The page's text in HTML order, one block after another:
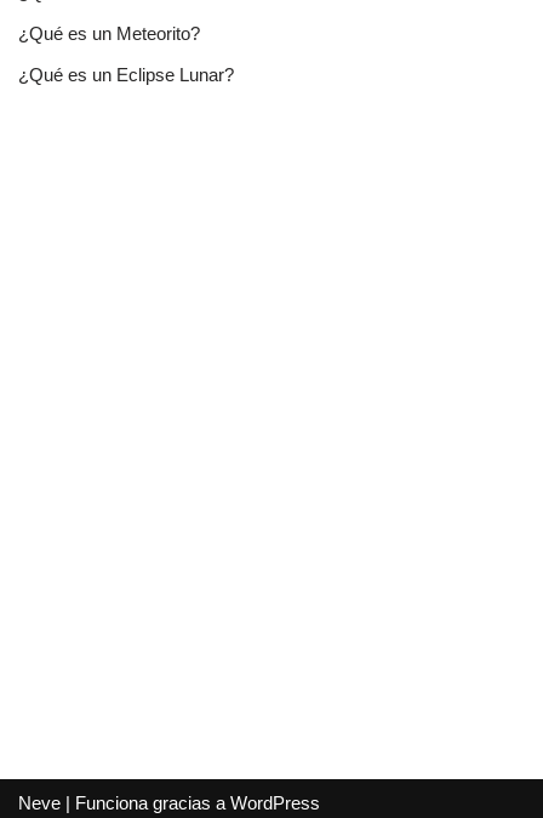
¿Qué es un Meteorito?
¿Qué es un Eclipse Lunar?
Neve | Funciona gracias a WordPress